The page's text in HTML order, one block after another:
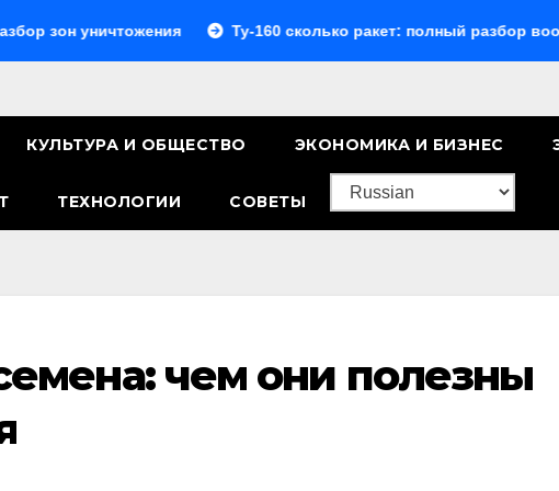
Ту-160 сколько ракет: полный разбор вооружения
КУЛЬТУРА И ОБЩЕСТВО ЭКОНОМИКА И БИЗНЕС
ТЕХНОЛОГИИ СОВЕТЫ
чем они полезны